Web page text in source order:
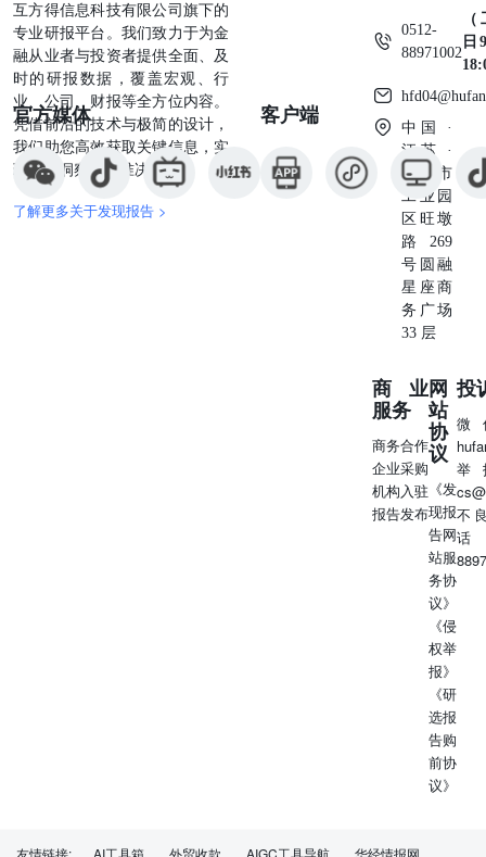
互方得信息科技有限公司旗下的
专业研报平台。我们致力于为金
融从业者与投资者提供全面、及
时的研报数据，覆盖宏观、行
业、公司、财报等全方位内容。
凭借前沿的技术与极简的设计，
我们助您高效获取关键信息，实
现深度洞察与精准决策。
了解更多关于发现报告 >
官方媒体 客户端
0512-
88971002
日
中国 ·
江苏 ·
苏州市
工业园
区旺墩
路269
号圆融
星座商
务广场
33 层
商业
服务
商务合作
企业采购
机构入驻
报告发布
网
站
协
议
《发
现报
告网
站服
务协
议》
《侵
权举
报》
《研
选报
告购
前协
议》
投
微
举
不
友情链接: AI工具箱 外贸收款 AIGC工具导航 华经情报网